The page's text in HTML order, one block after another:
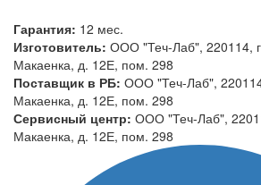
Гарантия: 12 мес.
Изготовитель: ООО "Теч-Лаб", 220114,
Макаенка, д. 12Е, пом. 298
Поставщик в РБ: ООО "Теч-Лаб",
Макаенка, д. 12Е, пом. 298
Сервисный центр: ООО "Теч-Лаб",
Макаенка, д. 12Е, пом. 298